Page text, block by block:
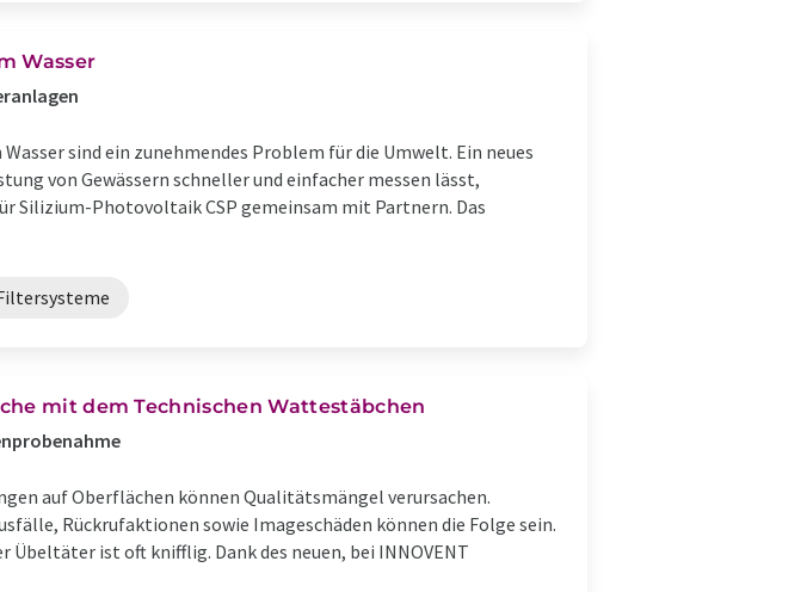
Wasser
sind ein zunehmendes Problem für die Umwelt. Ein neues
von Gewässern schneller und einfacher messen lässt,
Silizium-Photovoltaik CSP gemeinsam mit Partnern. Das
mit dem Technischen Wattestäbchen
auf Oberflächen können Qualitätsmängel verursachen.
Rückrufaktionen sowie Imageschäden können die Folge sein.
Übeltäter ist oft knifflig. Dank des neuen, bei INNOVENT